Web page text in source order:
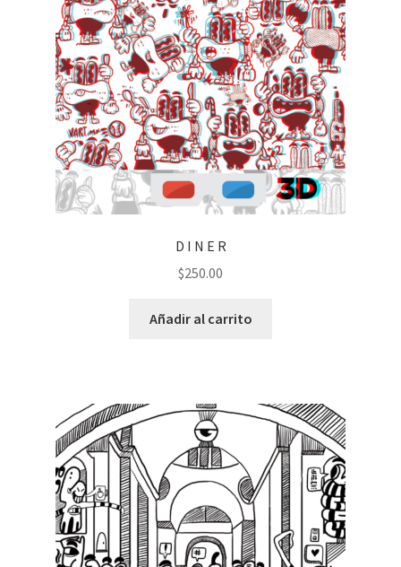
D I N E R
$250.00
Añadir al carrito